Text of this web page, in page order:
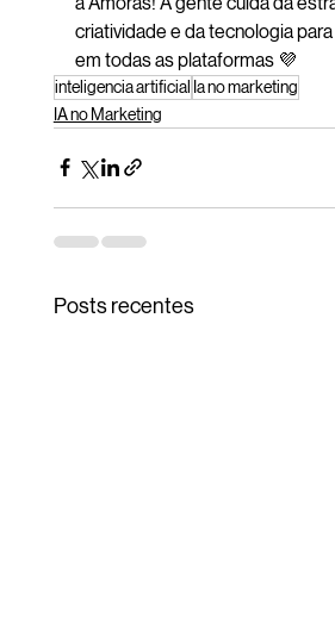
criatividade e da tecnologia
em todas as plataformas 💜
inteligencia artificial Ia no marketing
IA no Marketing
Posts recentes